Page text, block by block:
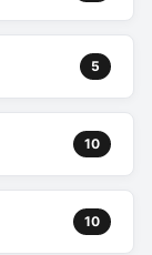
5
10
10